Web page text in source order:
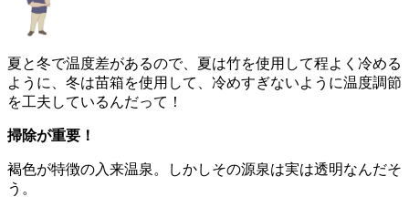
夏と冬で温度差があるので、夏は竹を使用して程よく冷める
ように、冬は苗箱を使用して、冷めすぎないように温度調節
を工夫しているんだって！
掃除が重要！
褐色が特徴の入来温泉。しかしその源泉は実は透明なんだそ
う。